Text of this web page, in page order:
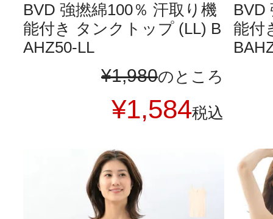
BVD 強撚綿100％ 汗取り機
能付き タンクトップ (LL) B
AHZ50-LL
¥1,980のところ
¥1,584税込
BVD
能付